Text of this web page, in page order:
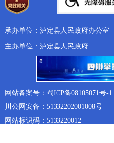
承办单位：泸定县人民政府办公室
主办单位：泸定县人民政府
网站备案号：蜀ICP备08105071号-1
川公网安备：51332202001008号
网站标识码：5133220012